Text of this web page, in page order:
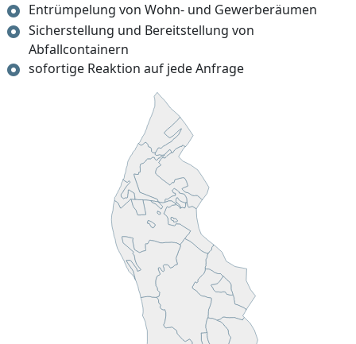
Entrümpelung von Wohn- und Gewerberäumen
Sicherstellung und Bereitstellung von
Abfallcontainern
sofortige Reaktion auf jede Anfrage